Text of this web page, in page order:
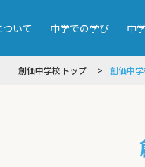
いて 中学での学び 中
創価中学校トップ 創価中